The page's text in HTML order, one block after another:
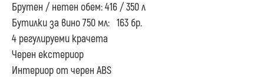
Брутен / нетен обем: 416 / 350 л
Бутилки за вино 750 мл: 163 бр.
4 регулируеми крачета
Черен екстериор
Интериор от черен ABS